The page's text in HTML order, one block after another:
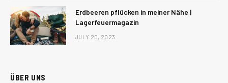
Erdbeeren pflücken in meiner Nähe |
Lagerfeuermagazin
JULY 20, 2023
ÜBER UNS